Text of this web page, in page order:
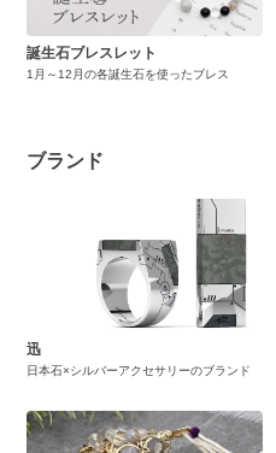
誕生石ブレスレット
1月～12月の各誕生石を使ったブレス
ブランド
迅
日本石×シルバーアクセサリーのブランド